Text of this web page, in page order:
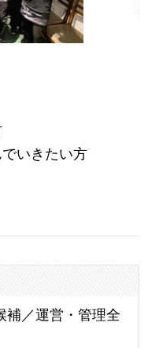
いきたい方
補／運営・管理全